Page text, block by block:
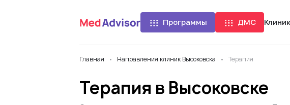
Программы ДМС
Главная Направления клиник Высоковска Терапия
Терапия в Высоковске